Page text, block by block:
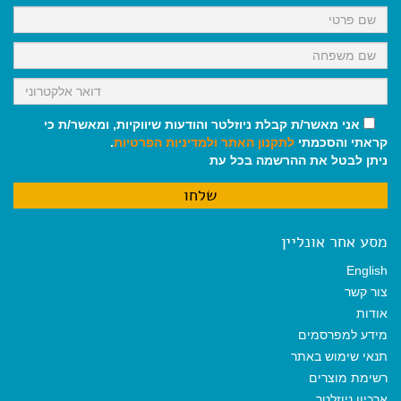
k
p
m
אני מאשר/ת קבלת ניוזלטר והודעות שיווקיות, ומאשר/ת כי
קראתי והסכמתי לתקנון האתר ולמדיניות הפרטיות.
ניתן לבטל את ההרשמה בכל עת
מסע אחר אונליין
English
צור קשר
אודות
מידע למפרסמים
תנאי שימוש באתר
רשימת מוצרים